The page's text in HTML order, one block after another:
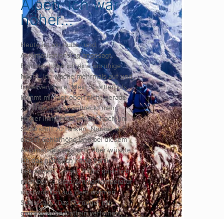
Alpen, ich war
höher…
Heute ist ein Ruhe- und
Akklimatisationstag angesagt.
Erstmals habe ich eine unruhige
Nacht. Ich wache mehrmals auf und
hyperventiliere. Mein Sportlerpuls
kommt mir hier oben nicht gerade
zur Hilfe und so schreckt mein
Körper immer mal wieder hoch um
Sauerstoff zu tanken. Normal auf
dieser Schlafhöhe und bei diesem
Akklimatisationsstand, aber wüsste
ich das nicht, ich hätte Panik
bekommen. Gegen 8 Uhr quäle ich
mich bei -3 Grad Zimmertemperatur
wortwörtlich aus dem warmen
Schlafsack. Das Porridge, mit
getrockneten Datteln verfeinert,